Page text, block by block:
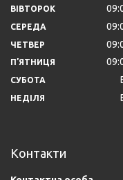
ВІВТОРОК
СЕРЕДА
ЧЕТВЕР
ПʼЯТНИЦЯ
СУБОТА
НЕДІЛЯ
Контакти